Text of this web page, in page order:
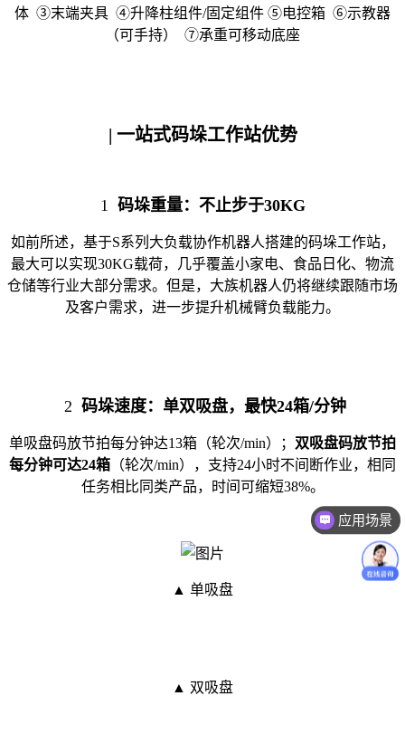
体 ③末端夹具 ④升降柱组件/固定组件 ⑤电控箱 ⑥示教器
（可手持） ⑦承重可移动底座
| 一站式码垛工作站优势
1 码垛重量：不止步于30KG
如前所述，基于S系列大负载协作机器人搭建的码垛工作站，
最大可以实现30KG载荷，几乎覆盖小家电、食品日化、物流
仓储等行业大部分需求。但是，大族机器人仍将继续跟随市场
及客户需求，进一步提升机械臂负载能力。
2 码垛速度：单双吸盘，最快24箱/分钟
单吸盘码放节拍每分钟达13箱（轮次/min）； 双吸盘码放节拍
每分钟可达24箱 （轮次/min），支持24小时不间断作业，相同
任务相比同类产品，时间可缩短38%。
▲ 单吸盘
▲ 双吸盘
应用场景